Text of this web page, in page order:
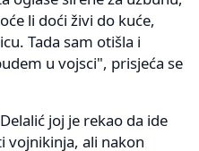
li doći živi do kuće,
Tada sam otišla i
u vojsci", prisjeća se
joj je rekao da ide
vojnikinja, ali nakon